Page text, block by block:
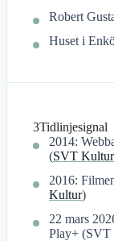
Robert
Huset i
3Tidlinjesignal
2014:
(SVT Kultur
2016:
Kultur)
22 mars
Play+